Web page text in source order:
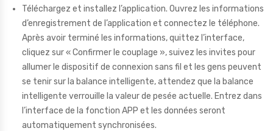
Téléchargez et installez l’application. Ouvrez les informations
d’enregistrement de l’application et connectez le téléphone.
Après avoir terminé les informations, quittez l’interface,
cliquez sur « Confirmer le couplage », suivez les invites pour
allumer le dispositif de connexion sans fil et les gens peuvent
se tenir sur la balance intelligente, attendez que la balance
intelligente verrouille la valeur de pesée actuelle. Entrez dans
l’interface de la fonction APP et les données seront
automatiquement synchronisées.